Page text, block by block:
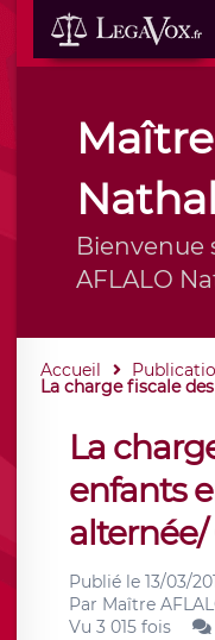
Bienvenue
AFLALO
Accueil
La charge fiscale
La
enfants
alternée/
Publié le 13/03/
Par Maître
Vu 3 015 fois